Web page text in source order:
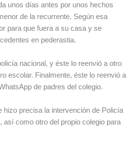
unos días antes por unos hechos
de la recurrente. Según esa
para que fuera a su casa y se
en pederastia.
nacional, y éste lo reenvió a otro
escolar. Finalmente, éste lo reenvió a
de padres del colegio.
hizo precisa la intervención de Policía
así como otro del propio colegio para